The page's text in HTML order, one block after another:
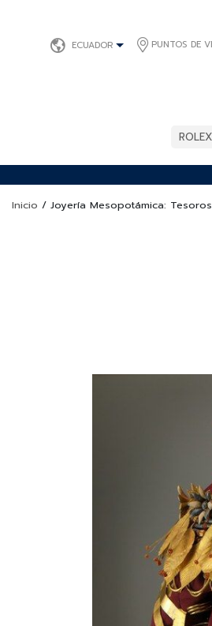
ECUADOR PUNTOS DE
ROLEX
Inicio / Joyería Mesopotámica: